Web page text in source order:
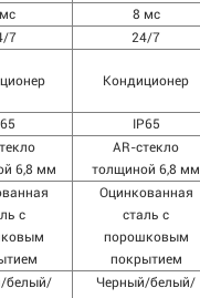
8 мс
7 24/7
Кондиционер
IP65
6,8 мм
AR-стекло
толщиной 6,8 мм
с
Оцинкованная
сталь с
порошковым
покрытием
белый/
Черный/белый/